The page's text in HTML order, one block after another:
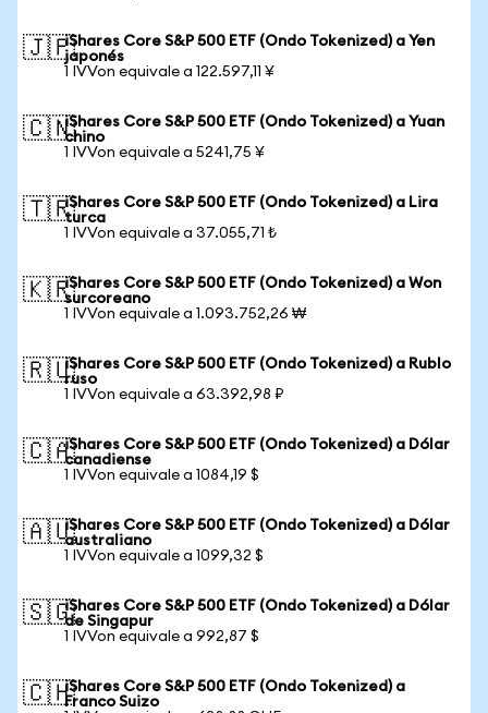
🇯🇵iShares Core S&P 500 ETF (Ondo Tokenized) a Yen
japonés
1 IVVon equivale a 122.597,11 ¥
🇨🇳iShares Core S&P 500 ETF (Ondo Tokenized) a Yuan
chino
1 IVVon equivale a 5241,75 ¥
🇹🇷iShares Core S&P 500 ETF (Ondo Tokenized) a Lira
turca
1 IVVon equivale a 37.055,71 ₺
🇰🇷iShares Core S&P 500 ETF (Ondo Tokenized) a Won
surcoreano
1 IVVon equivale a 1.093.752,26 ₩
🇷🇺iShares Core S&P 500 ETF (Ondo Tokenized) a Rublo
ruso
1 IVVon equivale a 63.392,98 ₽
🇨🇦iShares Core S&P 500 ETF (Ondo Tokenized) a Dólar
canadiense
1 IVVon equivale a 1084,19 $
🇦🇺iShares Core S&P 500 ETF (Ondo Tokenized) a Dólar
australiano
1 IVVon equivale a 1099,32 $
🇸🇬iShares Core S&P 500 ETF (Ondo Tokenized) a Dólar
de Singapur
1 IVVon equivale a 992,87 $
🇨🇭iShares Core S&P 500 ETF (Ondo Tokenized) a
Franco Suizo